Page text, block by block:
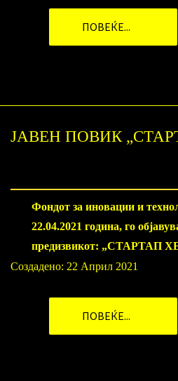
ПОВЕЌЕ...
ЈАВЕН ПОВИК
Фондот за иновации и
22.04.2021 година, го
предизвикот: „СТАРТАП
Создадено: 22 Април 2021
ПОВЕЌЕ...